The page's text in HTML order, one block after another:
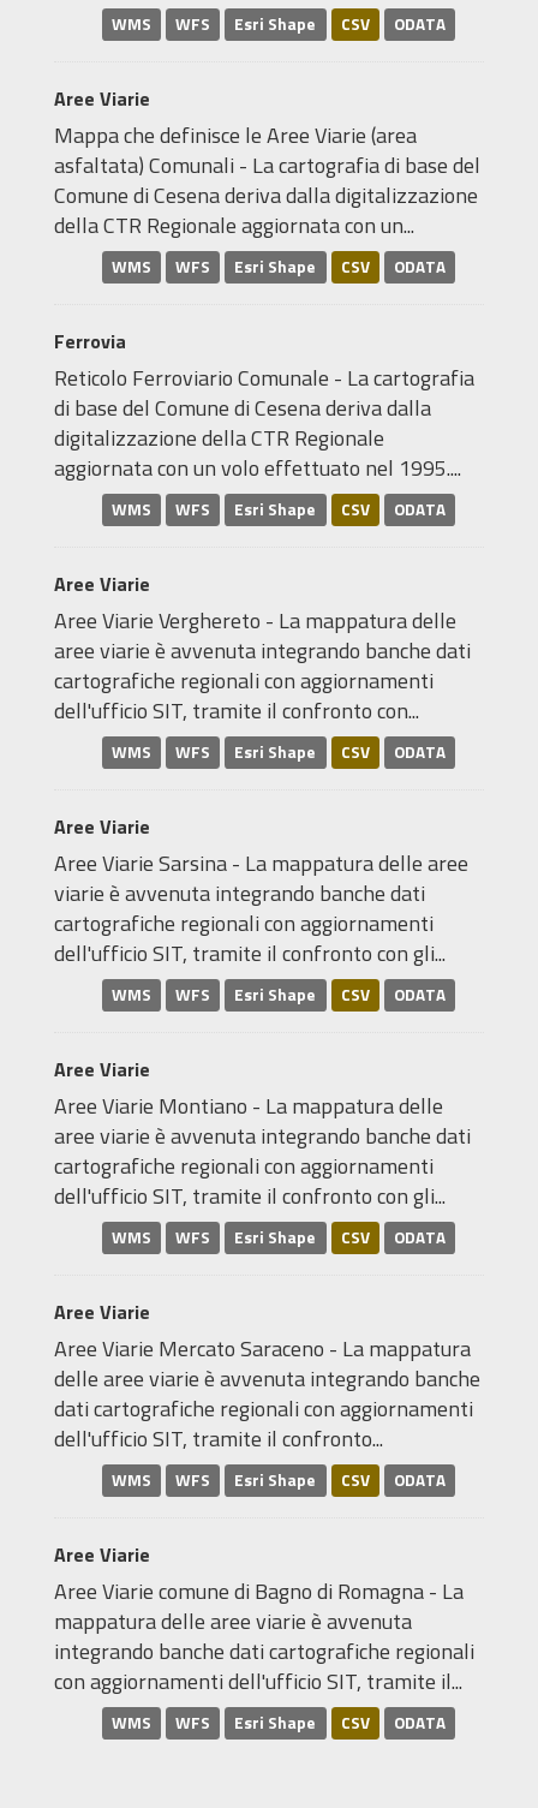
WMS WFS Esri Shape CSV ODATA
Aree Viarie
Mappa che definisce le Aree Viarie (area
asfaltata) Comunali - La cartografia di base del
Comune di Cesena deriva dalla digitalizzazione
della CTR Regionale aggiornata con un...
WMS WFS Esri Shape CSV ODATA
Ferrovia
Reticolo Ferroviario Comunale - La cartografia
di base del Comune di Cesena deriva dalla
digitalizzazione della CTR Regionale
aggiornata con un volo effettuato nel 1995....
WMS WFS Esri Shape CSV ODATA
Aree Viarie
Aree Viarie Verghereto - La mappatura delle
aree viarie è avvenuta integrando banche dati
cartografiche regionali con aggiornamenti
dell'ufficio SIT, tramite il confronto con...
WMS WFS Esri Shape CSV ODATA
Aree Viarie
Aree Viarie Sarsina - La mappatura delle aree
viarie è avvenuta integrando banche dati
cartografiche regionali con aggiornamenti
dell'ufficio SIT, tramite il confronto con gli...
WMS WFS Esri Shape CSV ODATA
Aree Viarie
Aree Viarie Montiano - La mappatura delle
aree viarie è avvenuta integrando banche dati
cartografiche regionali con aggiornamenti
dell'ufficio SIT, tramite il confronto con gli...
WMS WFS Esri Shape CSV ODATA
Aree Viarie
Aree Viarie Mercato Saraceno - La mappatura
delle aree viarie è avvenuta integrando banche
dati cartografiche regionali con aggiornamenti
dell'ufficio SIT, tramite il confronto...
WMS WFS Esri Shape CSV ODATA
Aree Viarie
Aree Viarie comune di Bagno di Romagna - La
mappatura delle aree viarie è avvenuta
integrando banche dati cartografiche regionali
con aggiornamenti dell'ufficio SIT, tramite il...
WMS WFS Esri Shape CSV ODATA